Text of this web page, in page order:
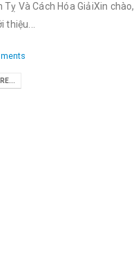
Tỵ Và Cách Hóa GiảiXin
thiệu...